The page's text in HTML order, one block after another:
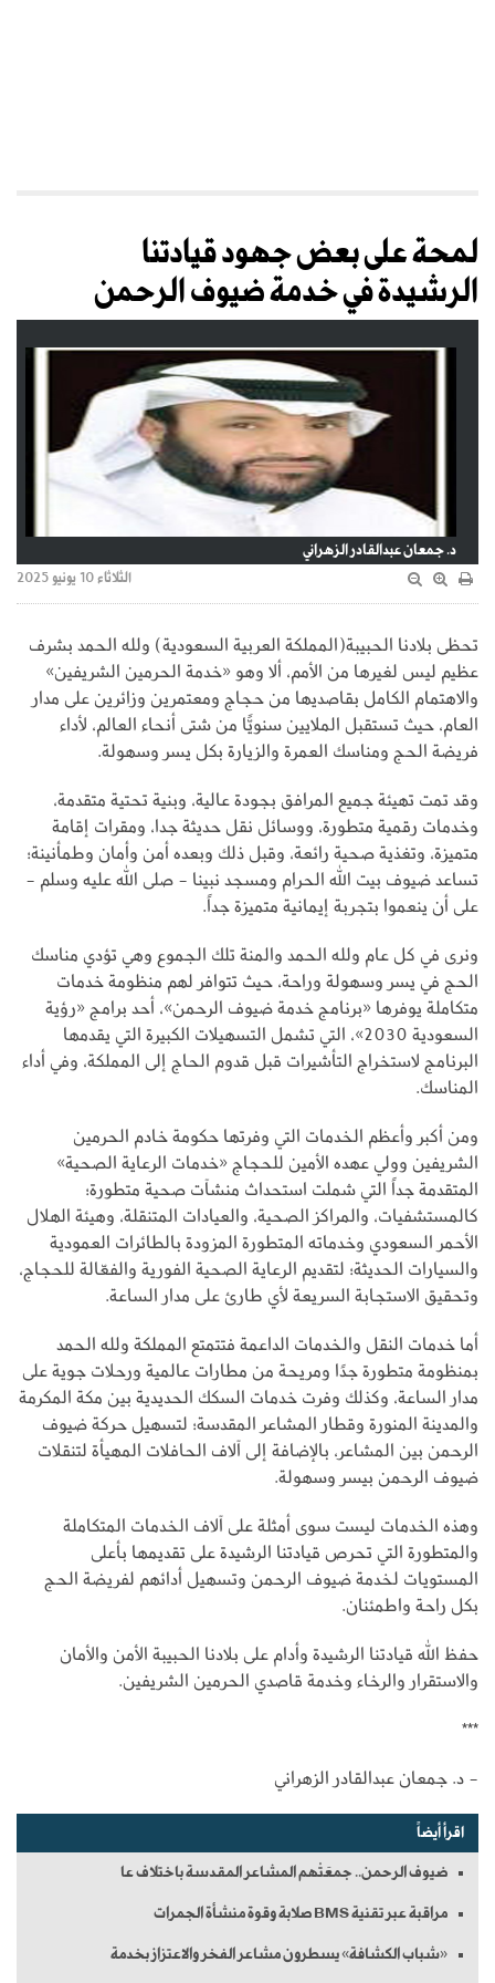
لمحة على بعض جهود قيادتنا
الرشيدة في خدمة ضيوف الرحمن
د. جمعان عبدالقادر الزهراني
الثلاثاء 10 يونيو 2025
تحظى بلادنا الحبيبة(المملكة العربية السعودية) ولله الحمد بشرف
عظيم ليس لغيرها من الأمم، ألا وهو «خدمة الحرمين الشريفين»
والاهتمام الكامل بقاصديها من حجاج ومعتمرين وزائرين على مدار
العام، حيث تستقبل الملايين سنويًّا من شتى أنحاء العالم، لأداء
فريضة الحج ومناسك العمرة والزيارة بكل يسر وسهولة.
وقد تمت تهيئة جميع المرافق بجودة عالية، وبنية تحتية متقدمة،
وخدمات رقمية متطورة، ووسائل نقل حديثة جدا، ومقرات إقامة
متميزة، وتغذية صحية رائعة، وقبل ذلك وبعده أمن وأمان وطمأنينة؛
تساعد ضيوف بيت الله الحرام ومسجد نبينا - صلى الله عليه وسلم -
على أن ينعموا بتجربة إيمانية متميزة جداً.
ونرى في كل عام ولله الحمد والمنة تلك الجموع وهي تؤدي مناسك
الحج في يسر وسهولة وراحة، حيث تتوافر لهم منظومة خدمات
متكاملة يوفرها «برنامج خدمة ضيوف الرحمن»، أحد برامج «رؤية
السعودية 2030»، التي تشمل التسهيلات الكبيرة التي يقدمها
البرنامج لاستخراج التأشيرات قبل قدوم الحاج إلى المملكة، وفي أداء
المناسك.
ومن أكبر وأعظم الخدمات التي وفرتها حكومة خادم الحرمين
الشريفين وولي عهده الأمين للحجاج «خدمات الرعاية الصحية»
المتقدمة جداً التي شملت استحداث منشآت صحية متطورة؛
كالمستشفيات، والمراكز الصحية، والعيادات المتنقلة، وهيئة الهلال
الأحمر السعودي وخدماته المتطورة المزودة بالطائرات العمودية
والسيارات الحديثة؛ لتقديم الرعاية الصحية الفورية والفعّالة للحجاج،
وتحقيق الاستجابة السريعة لأي طارئ على مدار الساعة.
أما خدمات النقل والخدمات الداعمة فتتمتع المملكة ولله الحمد
بمنظومة متطورة جدًا ومريحة من مطارات عالمية ورحلات جوية على
مدار الساعة، وكذلك وفرت خدمات السكك الحديدية بين مكة المكرمة
والمدينة المنورة وقطار المشاعر المقدسة؛ لتسهيل حركة ضيوف
الرحمن بين المشاعر، بالإضافة إلى آلاف الحافلات المهيأة لتنقلات
ضيوف الرحمن بيسر وسهولة.
وهذه الخدمات ليست سوى أمثلة على آلاف الخدمات المتكاملة
والمتطورة التي تحرص قيادتنا الرشيدة على تقديمها بأعلى
المستويات لخدمة ضيوف الرحمن وتسهيل أدائهم لفريضة الحج
بكل راحة واطمئنان.
حفظ الله قيادتنا الرشيدة وأدام على بلادنا الحبيبة الأمن والأمان
والاستقرار والرخاء وخدمة قاصدي الحرمين الشريفين.
***
- د. جمعان عبدالقادر الزهراني
اقرأ أيضاً
ضيوف الرحمن.. جمعَتْهم المشاعر المقدسة باختلاف عا
مراقبة عبر تقنية BMS صلابة وقوة منشأة الجمرات
«شباب الكشافة» يسطرون مشاعر الفخر والاعتزاز بخدمة